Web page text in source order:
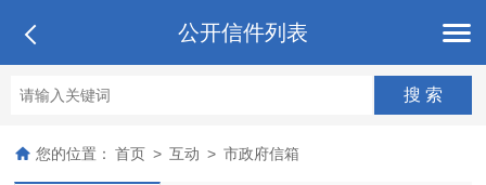
公开信件列表
您的位置： 首页 > 互动 > 市政府信箱